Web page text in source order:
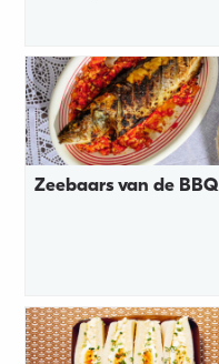
Zeebaars van de BBQ